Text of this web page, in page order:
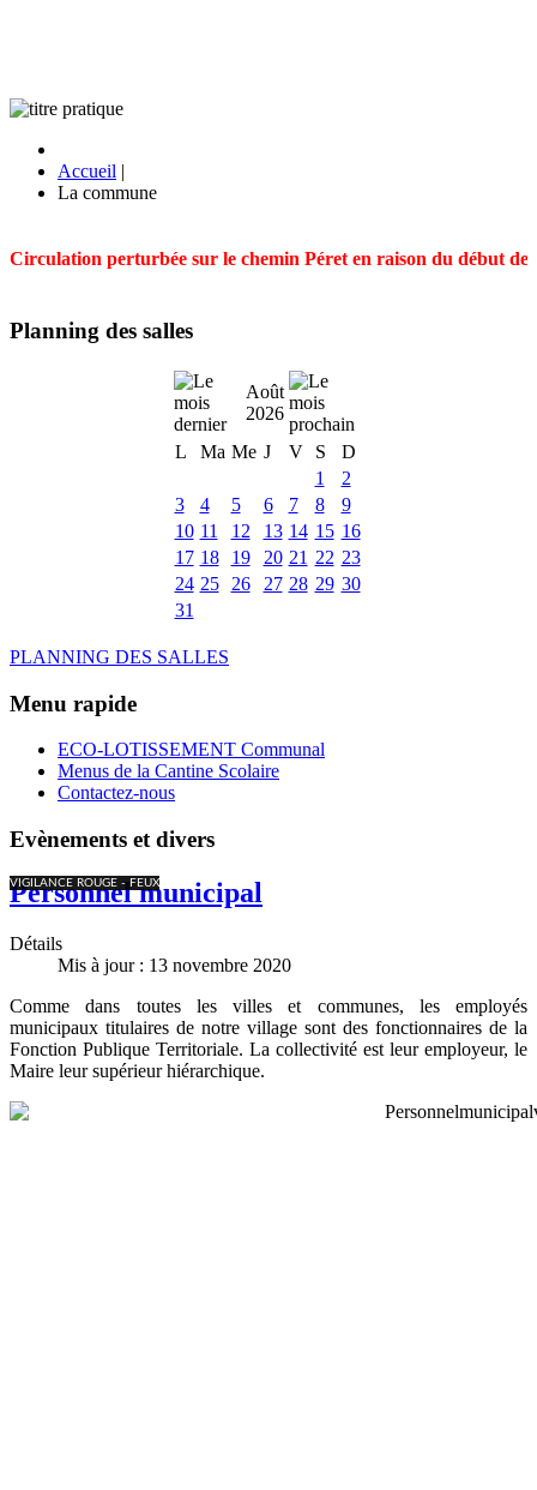
Accueil |
La commune
Circulation perturbée sur le chemin Péret en raison du début
Planning des salles
Août
2026
L
Ma Me J V S
D
1
2
3
4 5 6 7 8
9
10 11 12 13 14 15 16
17 18 19 20 21 22 23
24 25 26 27 28 29 30
31
PLANNING DES SALLES
Menu rapide
ECO-LOTISSEMENT Communal
Menus de la Cantine Scolaire
Contactez-nous
Evènements et divers
VIGILANCE ROUGE - FEUX
Personnel municipal
Détails
Mis à jour : 13 novembre 2020
Comme dans toutes les villes et communes, les employés
municipaux titulaires de notre village sont des fonctionnaires de la
Fonction Publique Territoriale. La collectivité est leur employeur, le
Maire leur supérieur hiérarchique.